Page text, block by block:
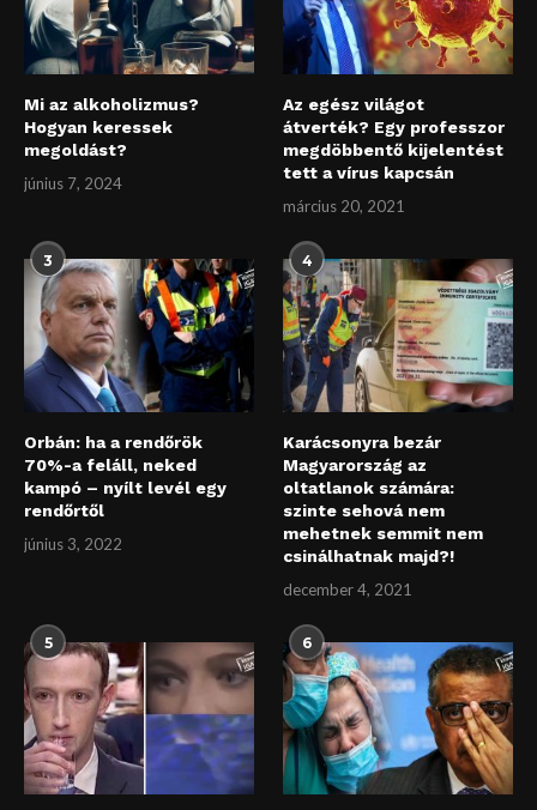
Mi az alkoholizmus?
Hogyan keressek
megoldást?
június 7, 2024
Az egész világot
átverték? Egy professzor
megdöbbentő kijelentést
tett a vírus kapcsán
március 20, 2021
3
Orbán: ha a rendőrök
70%-a feláll, neked
kampó – nyílt levél egy
rendőrtől
június 3, 2022
4
Karácsonyra bezár
Magyarország az
oltatlanok számára:
szinte sehová nem
mehetnek semmit nem
csinálhatnak majd?!
december 4, 2021
5 6